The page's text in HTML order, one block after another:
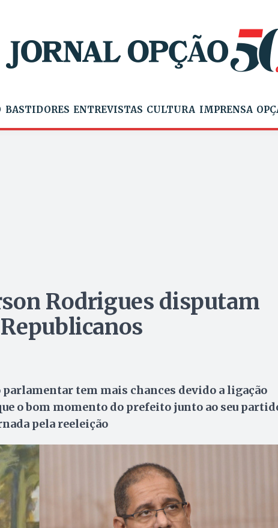
BASTIDORES ENTREVISTAS CULTURA IMPRENSA
Rodrigues disputam
tem mais chances devido a ligação
o bom momento do prefeito junto ao seu
pela reeleição